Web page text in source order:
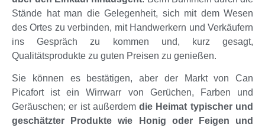
Stände hat man die Gelegenheit, sich mit dem Wesen
des Ortes zu verbinden, mit Handwerkern und Verkäufern
ins Gespräch zu kommen und, kurz gesagt,
Qualitätsprodukte zu guten Preisen zu genießen.
Sie können es bestätigen, aber der Markt von Can
Picafort ist ein Wirrwarr von Gerüchen, Farben und
Geräuschen; er ist außerdemdie Heimat typischer und
geschätzter Produkte wie Honig oder Feigen und